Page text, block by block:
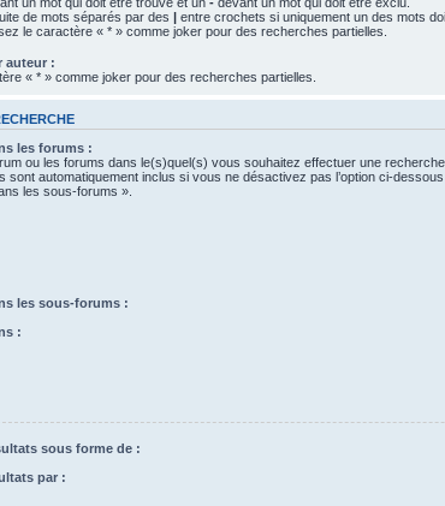
de mots séparés par des | entre crochets si uniquement un des mots
le caractère « * » comme joker pour des recherches partielles.
auteur :
« * » comme joker pour des recherches partielles.
les forums :
ou les forums dans le(s)quel(s) vous souhaitez effectuer une recherche.
sont automatiquement inclus si vous ne désactivez pas l’option ci-dessous
les sous-forums ».
les sous-forums :
:
sous forme de :
par :